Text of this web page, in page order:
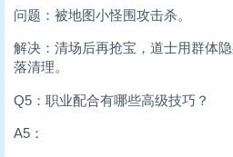
问题：被地图小怪围攻击杀。
解决：清场后再抢宝，道士用群体
落清理。
Q5：职业配合有哪些高级技巧？
A5：